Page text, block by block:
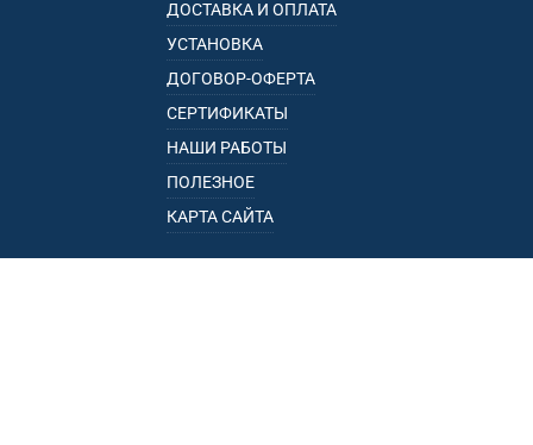
ДОСТАВКА И ОПЛАТА
УСТАНОВКА
ДОГОВОР-ОФЕРТА
СЕРТИФИКАТЫ
НАШИ РАБОТЫ
ПОЛЕЗНОЕ
КАРТА САЙТА